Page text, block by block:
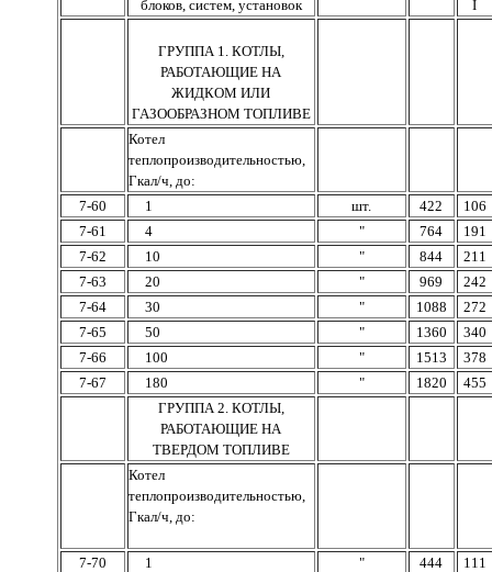
блоков, систем, установок
I
ГРУППА 1. КОТЛЫ,
РАБОТАЮЩИЕ НА
ЖИДКОМ ИЛИ
ГАЗООБРАЗНОМ ТОПЛИВЕ
Котел
теплопроизводительностью,
Гкал/ч, до:
7-60
1 шт. 422
106
7-61
4 " 764
191
7-62
10 " 844
211
7-63
20 " 969
242
7-64
30 " 1088
272
7-65
50 " 1360
340
7-66
100 " 1513
378
7-67
180 " 1820
455
ГРУППА 2. КОТЛЫ,
РАБОТАЮЩИЕ НА
ТВЕРДОМ ТОПЛИВЕ
Котел
теплопроизводительностью,
Гкал/ч, до:
7-70 1 " 444
111